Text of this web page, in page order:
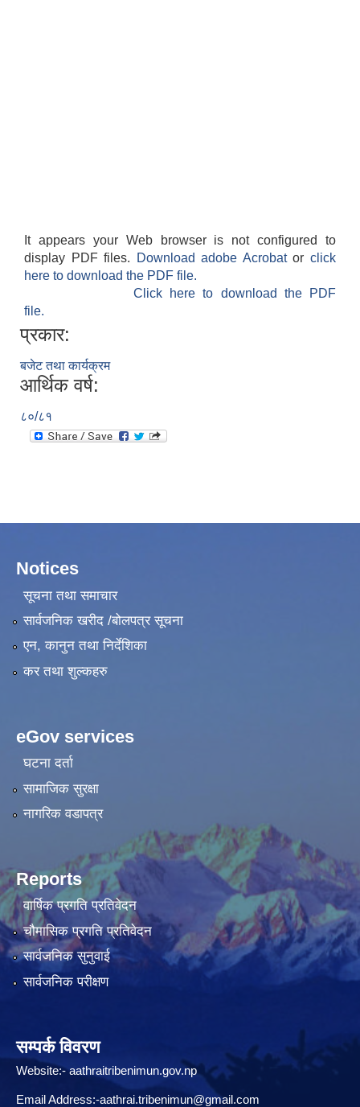
It appears your Web browser is not configured to
display PDF files.
Download adobe Acrobatorclick
here to download the PDF file.
Click here to download the PDF
file.
प्रकार:
बजेट तथा कार्यक्रम
आर्थिक वर्ष:
८०/८१
Notices
सूचना तथा समाचार
सार्वजनिक खरीद /बोलपत्र सूचना
एन, कानुन तथा निर्देशिका
कर तथा शुल्कहरु
eGov services
घटना दर्ता
सामाजिक सुरक्षा
नागरिक वडापत्र
Reports
वार्षिक प्रगति प्रतिवेदन
चौमासिक प्रगति प्रतिवेदन
सार्वजनिक सुनुवाई
सार्वजनिक परीक्षण
सम्पर्क विवरण
Website:-aathraitribenimun.gov.np
Email Address:-aathrai.tribenimun@gmail.com